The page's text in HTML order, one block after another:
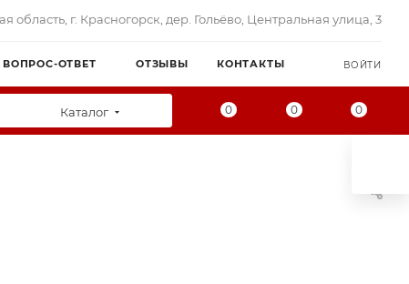
область, г. Красногорск, дер. Гольёво, Центральная улица, 3
ВОПРОС-ОТВЕТ ОТЗЫВЫ КОНТАКТЫ ВОЙТИ
Каталог 0 0 0